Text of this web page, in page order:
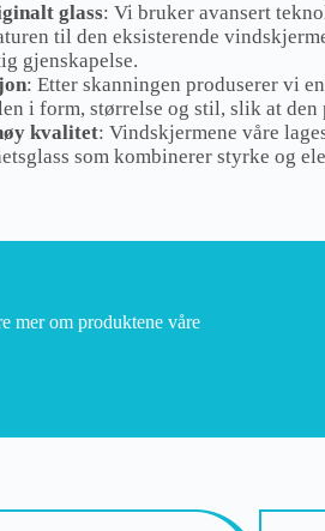
glass: Vi bruker avansert
til den eksisterende
gjenskapelse.
: Etter skanningen produserer vi
i form, størrelse og stil, slik at den
kvalitet: Vindskjermene våre
som kombinerer styrke og
mer om produktene våre